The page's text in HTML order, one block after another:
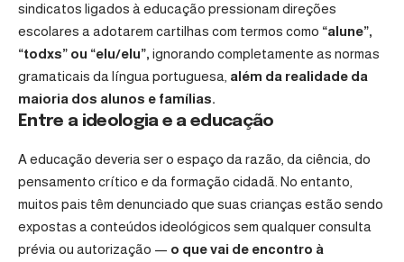
sindicatos ligados à educação pressionam direções
escolares a adotarem cartilhas com termos como “alune”,
“todxs” ou “elu/elu”, ignorando completamente as normas
gramaticais da língua portuguesa, além da realidade da
maioria dos alunos e famílias.
Entre a ideologia e a educação
A educação deveria ser o espaço da razão, da ciência, do
pensamento crítico e da formação cidadã. No entanto,
muitos pais têm denunciado que suas crianças estão sendo
expostas a conteúdos ideológicos sem qualquer consulta
prévia ou autorização — o que vai de encontro à